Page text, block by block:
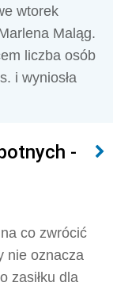
wtorek
Maląg.
liczba osób
i wyniosła
-
co zwrócić
nie oznacza
zasiłku dla